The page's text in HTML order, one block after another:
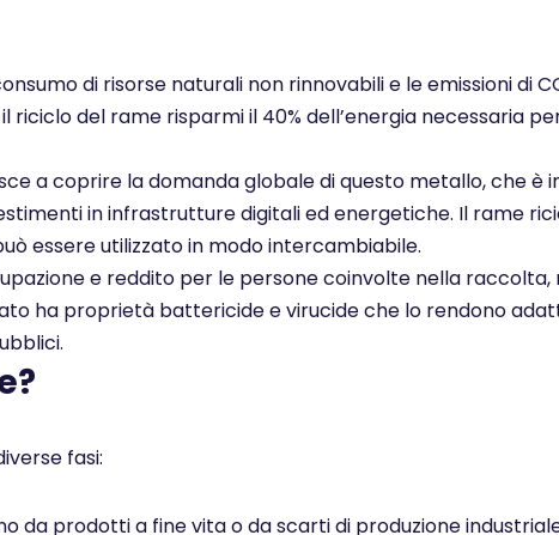
di risorse naturali non rinnovabili e le emissioni di
riciclo del rame risparmi il 40% dell’energia necessaria
a coprire la domanda globale di questo metallo, che
in infrastrutture digitali ed energetiche. Il rame
essere utilizzato in modo intercambiabile.
e reddito per le persone coinvolte nella
ha proprietà battericide e virucide che lo rendono
fasi:
da prodotti a fine vita o da scarti di produzione